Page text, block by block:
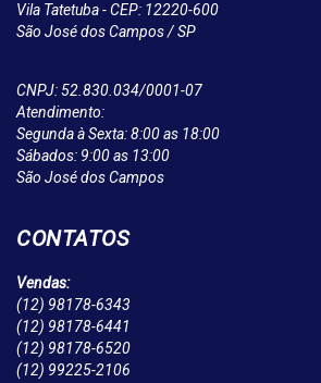
Vila Tatetuba - CEP: 12220-600
São José dos Campos / SP
CNPJ: 52.830.034/0001-07
Atendimento:
Segunda à Sexta: 8:00 as 18:00
Sábados: 9:00 as 13:00
São José dos Campos
CONTATOS
Vendas:
(12) 98178-6343
(12) 98178-6441
(12) 98178-6520
(12) 99225-2106